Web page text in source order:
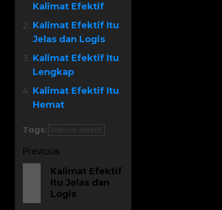
Kalimat Efektif
Kalimat Efektif Itu
Jelas dan Logis
Kalimat Efektif Itu
Lengkap
Kalimat Efektif Itu
Hemat
Tags: kalimat efektif
Previous
Kalimat Efektif
Itu Jelas dan
Logis